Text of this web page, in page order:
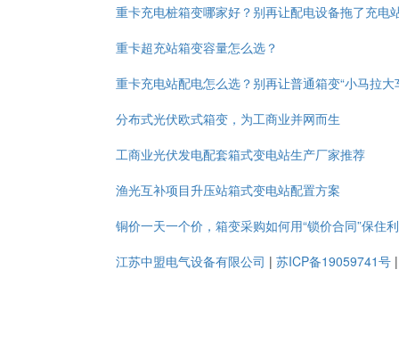
重卡充电桩箱变哪家好？别再让配电设备拖了充电
重卡超充站箱变容量怎么选？
重卡充电站配电怎么选？别再让普通箱变“小马拉大
分布式光伏欧式箱变，为工商业并网而生
工商业光伏发电配套箱式变电站生产厂家推荐
渔光互补项目升压站箱式变电站配置方案
铜价一天一个价，箱变采购如何用“锁价合同”保住
江苏中盟电气设备有限公司 | 苏ICP备19059741号